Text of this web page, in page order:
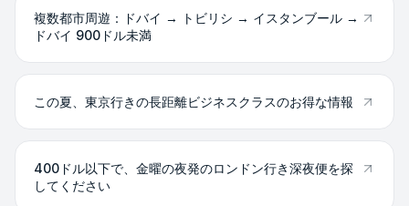
複数都市周遊：ドバイ → トビリシ → イスタンブール →
ドバイ 900ドル未満
この夏、東京行きの長距離ビジネスクラスのお得な情報
400ドル以下で、金曜の夜発のロンドン行き深夜便を探
してください